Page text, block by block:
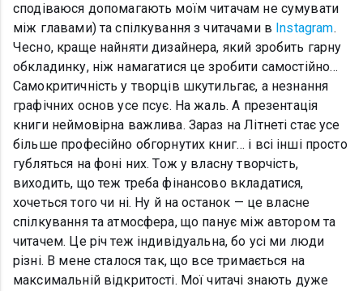
сподіваюся допомагають моїм читачам не сумувати
між главами) та спілкування з читачами в Instagram.
Чесно, краще найняти дизайнера, який зробить гарну
обкладинку, ніж намагатися це зробити самостійно…
Самокритичність у творців шкутильгає, а незнання
графічних основ усе псує. На жаль. А презентація
книги неймовірна важлива. Зараз на Літнеті стає усе
більше професійно обгорнутих книг… і всі інші просто
губляться на фоні них. Тож у власну творчість,
виходить, що теж треба фінансово вкладатися,
хочеться того чи ні. Ну й на останок — це власне
спілкування та атмосфера, що панує між автором та
читачем. Це річ теж індивідуальна, бо усі ми люди
різні. В мене сталося так, що все тримається на
максимальній відкритості. Мої читачі знають дуже